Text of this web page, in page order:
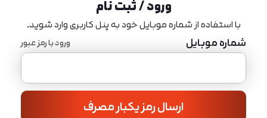
ورود / ثبت نام
با استفاده از شماره موبایل خود به پنل کاربری وارد شوید.
شماره موبایل ورود با رمز عبور
ارسال رمز یکبار مصرف